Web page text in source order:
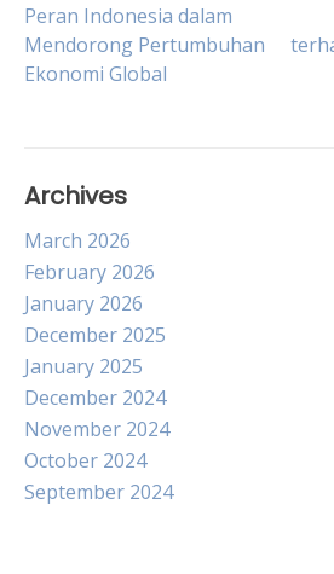
Post
navigation
Peran Indonesia dalam
Mendorong Pertumbuhan
Ekonomi Global
Archives
March 2026
February 2026
January 2026
December 2025
January 2025
December 2024
November 2024
October 2024
September 2024